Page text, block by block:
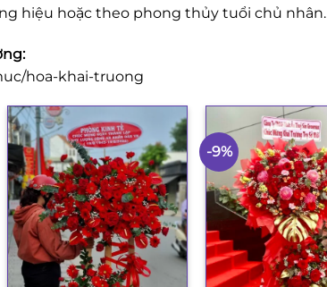
hiệu hoặc theo phong thủy tuổi chủ nhân.
hoa-khai-truong
-9%